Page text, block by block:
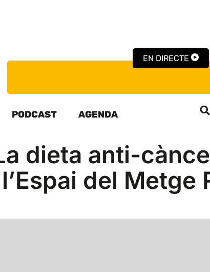
EN DIRECTE
PODCAST AGENDA
dieta anti-
del Metge